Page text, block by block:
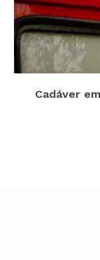
Cadáver